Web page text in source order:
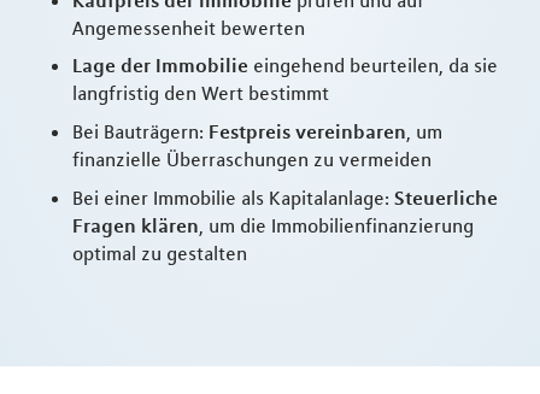
Angemessenheit bewerten
Lage der Immobilie eingehend beurteilen, da sie
langfristig den Wert bestimmt
Bei Bauträgern: Festpreis vereinbaren, um
finanzielle Überraschungen zu vermeiden
Bei einer Immobilie als Kapitalanlage: Steuerliche
Fragen klären, um die Immobilienfinanzierung
optimal zu gestalten